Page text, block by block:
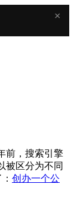
×
前，搜索引擎
被区分为不同
创办一个公